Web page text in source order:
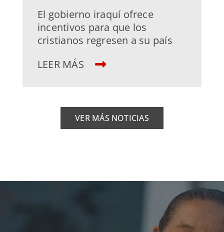
El gobierno iraquí ofrece
incentivos para que los
cristianos regresen a su país
LEER MÁS
VER MÁS NOTICIAS